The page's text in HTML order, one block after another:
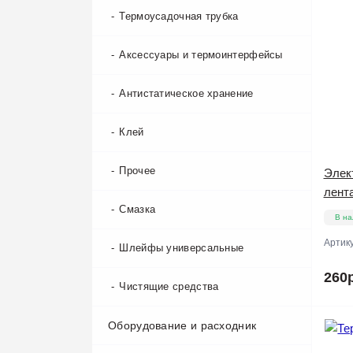
Аккумуляторы прочие
Устройства тестирования АКБ
Аккумуляторы для зубных щёток
Аккумуляторы для часов
Термоусадочная трубка
Аксессуары и термоинтерфейсы
Антистатическое хранение
Клей
Прочее
Смазка
Шлейфы универсальные
Чистящие средства
Оборудование и расходник
В